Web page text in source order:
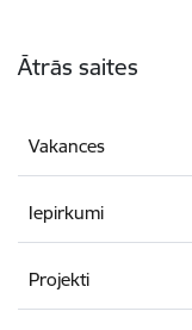
Ātrās saites
Vakances
Iepirkumi
Projekti